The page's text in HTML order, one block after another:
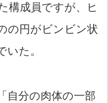
構成員ですが、ヒ
の円がビンビン状
た。
自分の肉体の一部